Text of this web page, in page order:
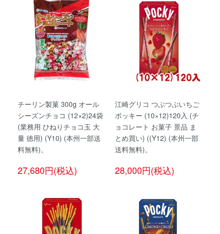
チーリン製菓 300g オール
シーズンチョコ (12×2)24袋
(業務用 ひねりチョコ玉 大
量 徳用) (Y10) (本州一部送
料無料)。
27,680円(税込)
江崎グリコ つぶつぶいちご
ポッキー (10×12)120入 (チ
ョコレート お菓子 景品 ま
とめ買い) ((Y12) (本州一部
送料無料)。
28,000円(税込)